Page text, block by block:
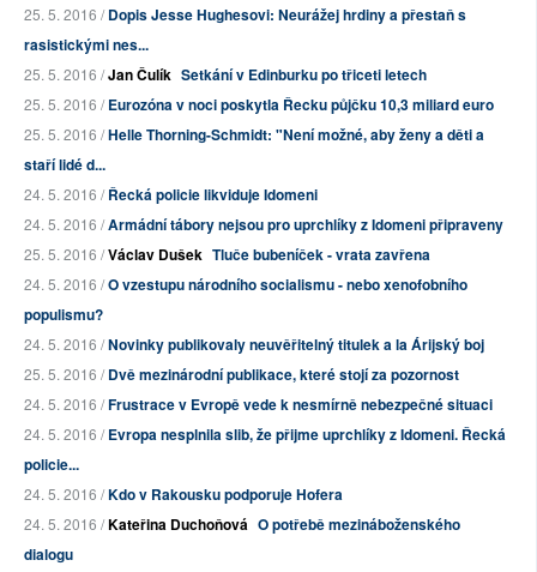
25. 5. 2016 /Dopis Jesse Hughesovi: Neurážej hrdiny a přestaň s
rasistickými nes...
25. 5. 2016 /Jan Čulík Setkání v Edinburku po třiceti letech
25. 5. 2016 /Eurozóna v noci poskytla Řecku půjčku 10,3 miliard euro
25. 5. 2016 /Helle Thorning-Schmidt: "Není možné, aby ženy a děti a
staří lidé d...
24. 5. 2016 /Řecká policie likviduje Idomeni
24. 5. 2016 /Armádní tábory nejsou pro uprchlíky z Idomeni připraveny
25. 5. 2016 /Václav Dušek Tluče bubeníček - vrata zavřena
24. 5. 2016 /O vzestupu národního socialismu - nebo xenofobního
populismu?
24. 5. 2016 /Novinky publikovaly neuvěřitelný titulek a la Árijský boj
25. 5. 2016 /Dvě mezinárodní publikace, které stojí za pozornost
24. 5. 2016 /Frustrace v Evropě vede k nesmírně nebezpečné situaci
24. 5. 2016 /Evropa nesplnila slib, že přijme uprchlíky z Idomeni. Řecká
policie...
24. 5. 2016 /Kdo v Rakousku podporuje Hofera
24. 5. 2016 /Kateřina Duchoňová O potřebě mezináboženského
dialogu